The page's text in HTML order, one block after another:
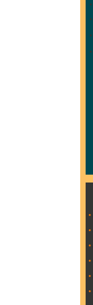
•
•
•
•
•
•
•
•
•
•